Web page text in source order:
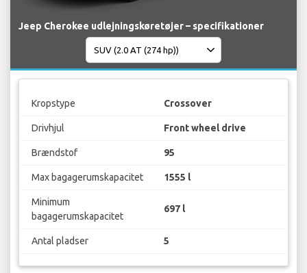
Jeep Cherokee udlejningskøretøjer – specifikationer
Kropstype Crossover
Drivhjul Front wheel drive
Brændstof 95
Max bagagerumskapacitet 1555 l
Minimum
bagagerumskapacitet
697 l
Antal pladser 5